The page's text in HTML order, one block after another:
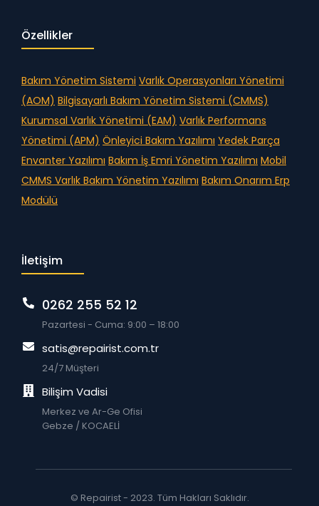
Özellikler
Bakım Yönetim Sistemi Varlık Operasyonları Yönetimi
(AOM) Bilgisayarlı Bakım Yönetim Sistemi (CMMS)
Kurumsal Varlık Yönetimi (EAM) Varlık Performans
Yönetimi (APM) Önleyici Bakım Yazılımı Yedek Parça
Envanter Yazılımı Bakım İş Emri Yönetim Yazılımı Mobil
CMMS Varlık Bakım Yönetim Yazılımı Bakım Onarım Erp
Modülü
İletişim
0262 255 52 12
Pazartesi - Cuma: 9:00 – 18:00
satis@repairist.com.tr
24/7 Müşteri
Bilişim Vadisi
Merkez ve Ar-Ge Ofisi
Gebze / KOCAELİ
© Repairist - 2023. Tüm Hakları Saklıdır.